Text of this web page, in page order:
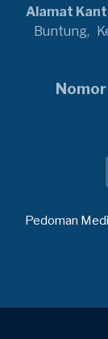
Alamat
Buntung,
Pedoman